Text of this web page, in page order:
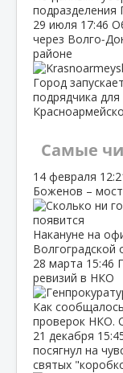
29 июля 17:46
через
районе
Город
подрядчика
Самые
14 февраля
Боженов –
Накануне на
Волгоградской
28 марта 15:46
ревизий в НКО
Как
проверок НКО.
21 декабря
посягнул на
святых